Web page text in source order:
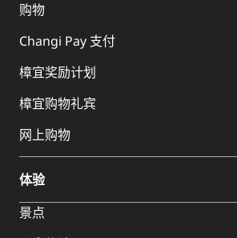
购物
Changi Pay 支付
樟宜奖励计划
樟宜购物礼宾
网上购物
体验
景点